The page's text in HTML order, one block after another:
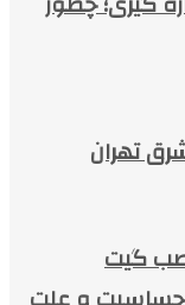
تهران
گیت